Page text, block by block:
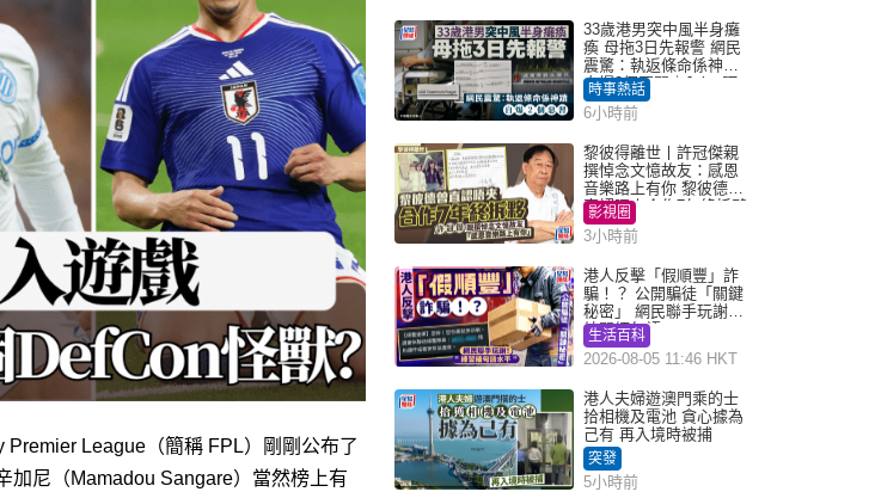
League（簡稱 FPL）剛剛公布了
加尼（Mamadou Sangare）當然榜上有
33歲港男突中風半身癱
瘓 母拖3日先報警 網民
震驚：執返條命係神蹟
自爆2個惡習｜Juicy叮
時事熱話
6小時前
黎彼得離世丨許冠傑親
撰悼念文憶故友：感恩
音樂路上有你 黎彼德曾
直認唔夾合作7年終拆夥
影視圈
3小時前
港人反擊「假順豐」詐
騙！？ 公開騙徒「關鍵
秘密」 網民聯手玩謝：
練習緬甸語
生活百科
2026-08-05 11:46 HKT
港人夫婦遊澳門乘的士
拾相機及電池 貪心據為
己有 再入境時被捕
突發
5小時前